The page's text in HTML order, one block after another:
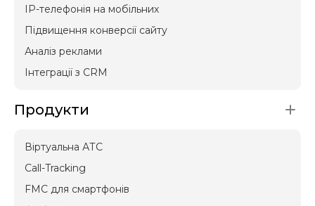
IP-телефонія на мобільних
Підвищення конверсії сайту
Аналіз реклами
Інтеграції з CRM
Продукти
Віртуальна АТС
Call-Tracking
FMC для смартфонів